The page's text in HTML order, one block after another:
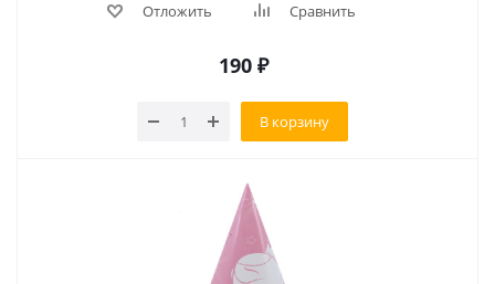
Отложить Сравнить
190 ₽
В корзину